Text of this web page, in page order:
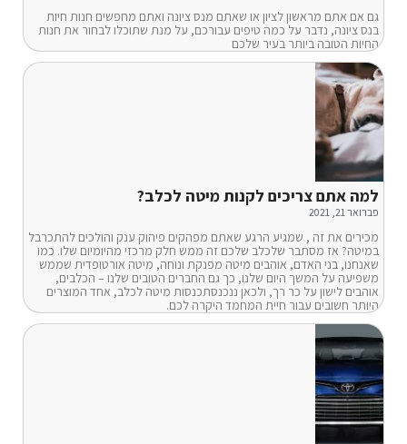
גם אם אתם מראשון לציון או שאתם מנס ציונה ואתם מחפשים חנות חיות
בנס ציונה, נדבר על כמה טיפים עבורכם, על מנת שתוכלו לבחור את חנות
החיות הטובה ביותר בעיר שלכם
למה אתם צריכים לקנות מיטה לכלב?
פברואר 21, 2021
מכירים את זה , שמגיע הרגע שאתם מפהקים פיהוק ענק והולכים להתכרבל
במיטה? אז מסתבר שלכלב שלכם זה ממש חלק מרכזי מהיומיום שלו. כמו
שאנחנו, בני האדם, אוהבים מיטה מפנקת ונוחה, מיטה אורטופדית שממש
משפיעה על המשך היום שלנו, כך גם החברים הטובים שלנו – הכלבים,
אוהבים לישון על כר רך, ולכאן ננכנסתכנסות מיטה לכלב, אחד המוצרים
היותר חשובים עבור חיית המחמד היקרה לכם.